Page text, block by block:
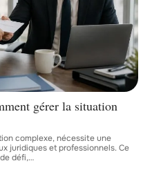
gérer la situation
complexe, nécessite une
juridiques et professionnels. Ce
défi,…